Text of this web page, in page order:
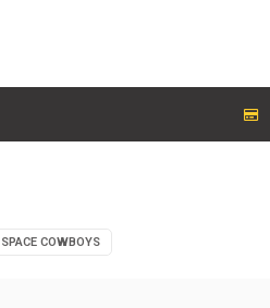
SPACE COWBOYS